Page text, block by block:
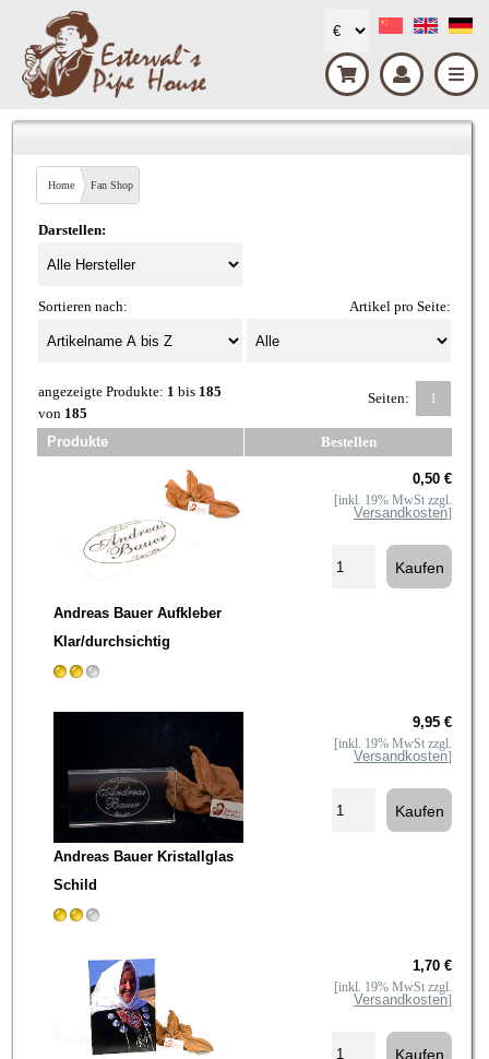
Home Fan Shop
Darstellen:
Sortieren nach: Artikel pro Seite:
angezeigte Produkte: 1 bis 185
von 185
Seiten: 1
Produkte Bestellen
Andreas Bauer Aufkleber
Klar/durchsichtig
0,50 €
[inkl. 19% MwSt zzgl.
Versandkosten]
Andreas Bauer Kristallglas
Schild
9,95 €
[inkl. 19% MwSt zzgl.
Versandkosten]
1,70 €
[inkl. 19% MwSt zzgl.
Versandkosten]